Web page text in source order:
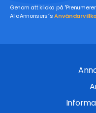
Genom att klicka på
AllaAnnonsers´s